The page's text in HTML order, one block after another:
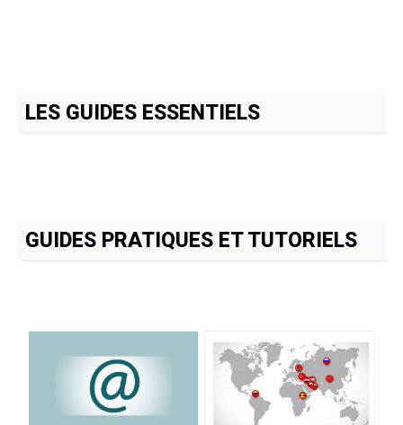
LES GUIDES ESSENTIELS
GUIDES PRATIQUES ET TUTORIELS